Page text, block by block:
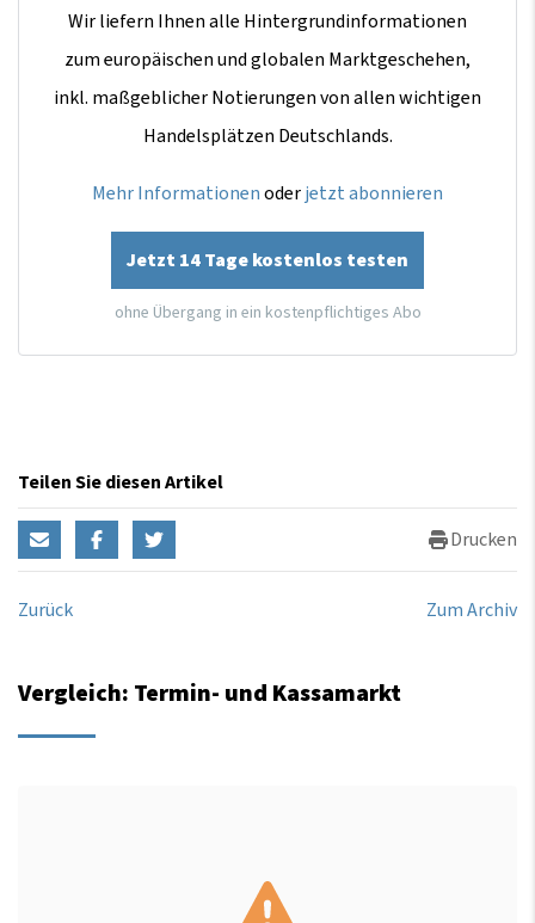
Wir liefern Ihnen alle Hintergrundinformationen
zum europäischen und globalen Marktgeschehen,
inkl. maßgeblicher Notierungen von allen wichtigen
Handelsplätzen Deutschlands.
Mehr Informationenoderjetzt abonnieren
Jetzt 14 Tage kostenlos testen
ohne Übergang in ein kostenpflichtiges Abo
Teilen Sie diesen Artikel
Drucken
Zurück Zum Archiv
Vergleich: Termin- und Kassamarkt